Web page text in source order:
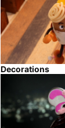
Decorations